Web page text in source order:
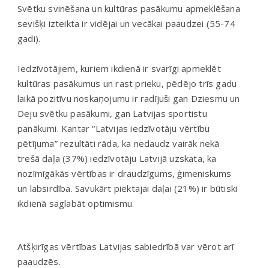
Svētku svinēšana un kultūras pasākumu apmeklēšana
sevišķi izteikta ir vidējai un vecākai paaudzei (55-74
gadi).
Iedzīvotājiem, kuriem ikdienā ir svarīgi apmeklēt
kultūras pasākumus un rast prieku, pēdējo trīs gadu
laikā pozitīvu noskaņojumu ir radījuši gan Dziesmu un
Deju svētku pasākumi, gan Latvijas sportistu
panākumi. Kantar “Latvijas iedzīvotāju vērtību
pētījuma” rezultāti rāda, ka nedaudz vairāk nekā
trešā daļa (37%) iedzīvotāju Latvijā uzskata, ka
nozīmīgākās vērtības ir draudzīgums, ģimeniskums
un labsirdība. Savukārt piektajai daļai (21%) ir būtiski
ikdienā saglabāt optimismu.
Atšķirīgas vērtības Latvijas sabiedrībā var vērot arī
paaudzēs.